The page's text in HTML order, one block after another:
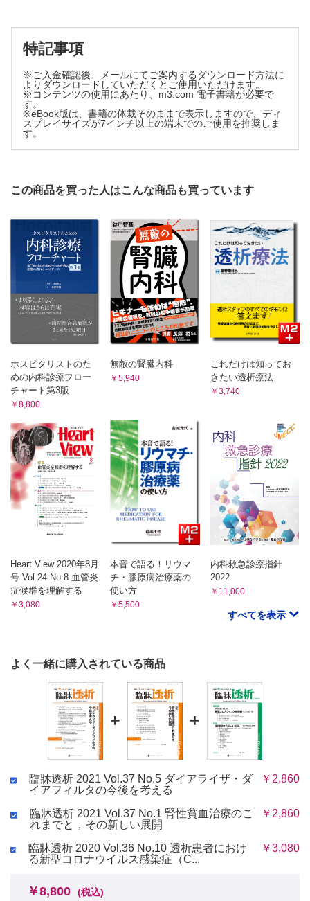
西山 成
12溶血性貧血で発症し，急性腎障害を合併した1例
ケース・スタディ
13心内血栓による上腕動脈血栓塞栓症でシャント閉塞を認めた1例
大野 和寿
症例による透析患者の画像診断
小久保 謙一
Kenichi Kokubo
5血液浄化膜における吸着の意義
The significance of adsorption in blood purification membrane
友 雅司
Tadashi Tomo
6小分子蛋白の効率よい除去―アルブミンとα1-MGの除去特性
Toshihide Naganuma
Proper use of blood purifier from the viewpoint of treatment
methods (HD,HDF)
島 久登
Hisato Shima
8治療のスケジュール（長時間透析，頻回透析）からみた血液
浄化器の使い分け
Practical prescriptions for long hemodialysis and frequent
hemodialysis
前田 兼徳
9有用な水溶性小分子をいかに保持するか
How to retain useful water-soluble small molecules
下門 清志
10Patient-reported outcomeを基にした血液浄化器の選択
Dialysis modality and dialyzer membrane choice based on
patient-reported outcomes
政金 生人
Ikuto Masakane
11-1［コラム］高齢者に適したダイアライザとは
長尾 尋智
11-2［コラム］小児における血液透析関連機器の選択
連載一覧
0塩はカラダに蓄積してきます
西山 成
13心内血栓による上腕動脈血栓塞栓症でシャント閉塞を認めた
1例
大野 和寿
症例による透析患者の画像診断
特記事項
※ご入金確認後、メールにてご案内するダウンロード方法に
よりダウンロードしていただくとご使用いただけます。
※コンテンツの使用にあたり、m3.com 電子書籍が必要で
す。
※eBook版は、書籍の体裁そのままで表示しますので、ディ
スプレイサイズが7インチ以上の端末でのご使用を推奨しま
す。
この商品を買った人はこんな商品も買っています
ホスピタリストのた
めの内科診療フロー
チャート第3版
￥8,800
無敵の腎臓内科
￥5,940
これだけは知ってお
きたい透析療法
￥3,740
Heart View 2020年8月
号 Vol.24 No.8 血管炎
症候群を理解する
￥3,080
本音で語る！リウマ
チ・膠原病治療薬の
使い方
￥5,500
内科救急診療指針
2022
￥11,000
すべてを表示
よく一緒に購入されている商品
+ +
臨牀透析 2021 Vol.37 No.5 ダイアライザ・ダ
イアフィルタの今後を考える
￥2,860
臨牀透析 2021 Vol.37 No.1 腎性貧血治療のこ
れまでと，その新しい展開
￥2,860
臨牀透析 2020 Vol.36 No.10 透析患者におけ
る新型コロナウイルス感染症（C...
￥3,080
￥8,800 (税込)